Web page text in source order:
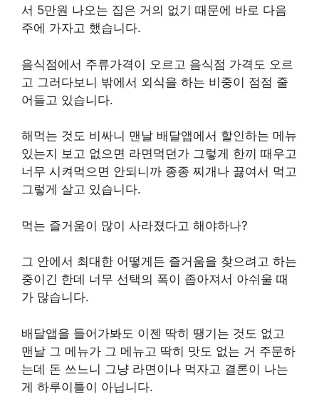
서 5만원 나오는 집은 거의 없기 때문에 바로 다음
주에 가자고 했습니다.
음식점에서 주류가격이 오르고 음식점 가격도 오르
고 그러다보니 밖에서 외식을 하는 비중이 점점 줄
어들고 있습니다.
해먹는 것도 비싸니 맨날 배달앱에서 할인하는 메뉴
있는지 보고 없으면 라면먹던가 그렇게 한끼 때우고
너무 시켜먹으면 안되니까 종종 찌개나 끓여서 먹고
그렇게 살고 있습니다.
먹는 즐거움이 많이 사라졌다고 해야하나?
그 안에서 최대한 어떻게든 즐거움을 찾으려고 하는
중이긴 한데 너무 선택의 폭이 좁아져서 아쉬울 때
가 많습니다.
배달앱을 들어가봐도 이젠 딱히 땡기는 것도 없고
맨날 그 메뉴가 그 메뉴고 딱히 맛도 없는 거 주문하
는데 돈 쓰느니 그냥 라면이나 먹자고 결론이 나는
게 하루이틀이 아닙니다.